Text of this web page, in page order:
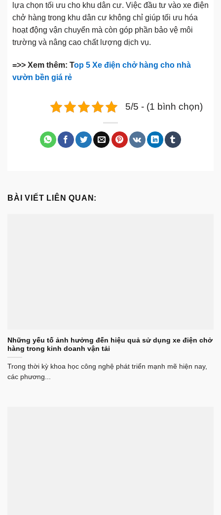
lựa chọn tối ưu cho khu dân cư. Việc đầu tư vào xe điện
chở hàng trong khu dân cư không chỉ giúp tối ưu hóa
hoạt động vận chuyển mà còn góp phần bảo vệ môi
trường và nâng cao chất lượng dịch vụ.
=>> Xem thêm: Top 5 Xe điện chở hàng cho nhà
vườn bền giá rẻ
5/5 - (1 bình chọn)
BÀI VIẾT LIÊN QUAN:
Những yếu tố ảnh hưởng đến hiệu quả sử dụng xe điện chở
hàng trong kinh doanh vận tải
Trong thời kỳ khoa học công nghệ phát triển mạnh mẽ hiện nay,
các phương...